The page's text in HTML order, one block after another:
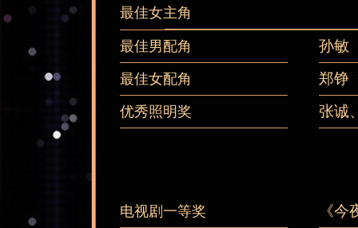
最佳女主角
最佳男配角 孙敏
最佳女配角 郑铮
优秀照明奖 张诚
电视剧一等奖 《